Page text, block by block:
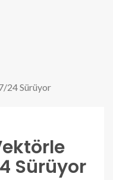
24 Sürüyor
Sürüyor